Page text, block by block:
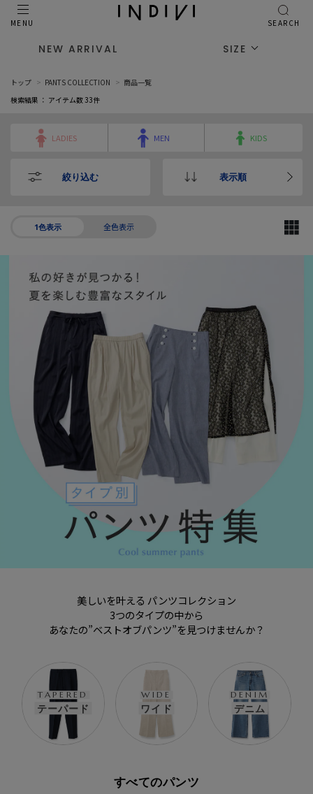
MENU SEARCH
NEW ARRIVAL SIZE
トップ PANTS COLLECTION
商品一覧
検索結果 ： アイテム数33件
LADIES MEN KIDS
絞り込む 表示順
1色表示 全色表示
美しいを叶える パンツコレクション
3つのタイプの中から
あなたの”ベストオブパンツ”を見つけませんか？
TAPERED
テーパード
WIDE
ワイド
DENIM
デニム
すべてのパンツ